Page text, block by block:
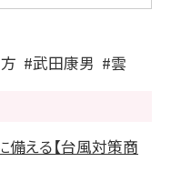
武田康男
雲
備える【台風対策商